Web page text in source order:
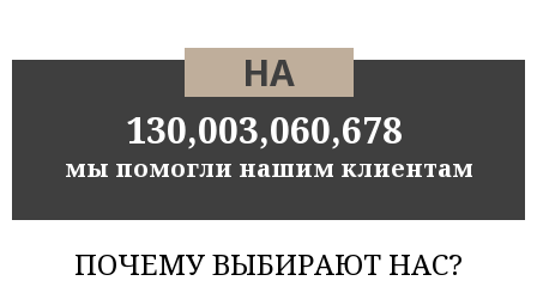
НА
130,003,060,678
мы помогли нашим клиентам
ПОЧЕМУ ВЫБИРАЮТ НАС?